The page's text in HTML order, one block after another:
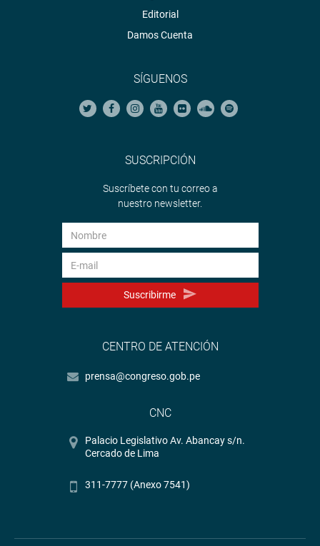
Editorial
Damos Cuenta
SÍGUENOS
SUSCRIPCIÓN
Suscríbete con tu correo a
nuestro newsletter.
Suscribirme
CENTRO DE ATENCIÓN
prensa@congreso.gob.pe
CNC
Palacio Legislativo Av. Abancay s/n.
Cercado de Lima
311-7777 (Anexo 7541)